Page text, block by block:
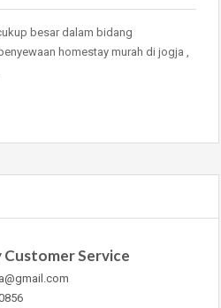
besar dalam bidang
homestay murah di jogja ,
Customer Service